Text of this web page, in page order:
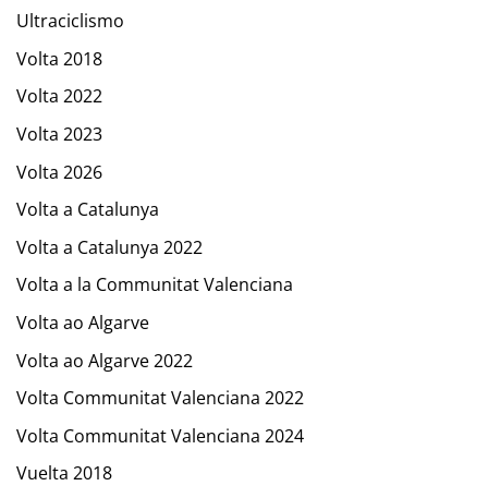
Ultraciclismo
Volta 2018
Volta 2022
Volta 2023
Volta 2026
Volta a Catalunya
Volta a Catalunya 2022
Volta a la Communitat Valenciana
Volta ao Algarve
Volta ao Algarve 2022
Volta Communitat Valenciana 2022
Volta Communitat Valenciana 2024
Vuelta 2018